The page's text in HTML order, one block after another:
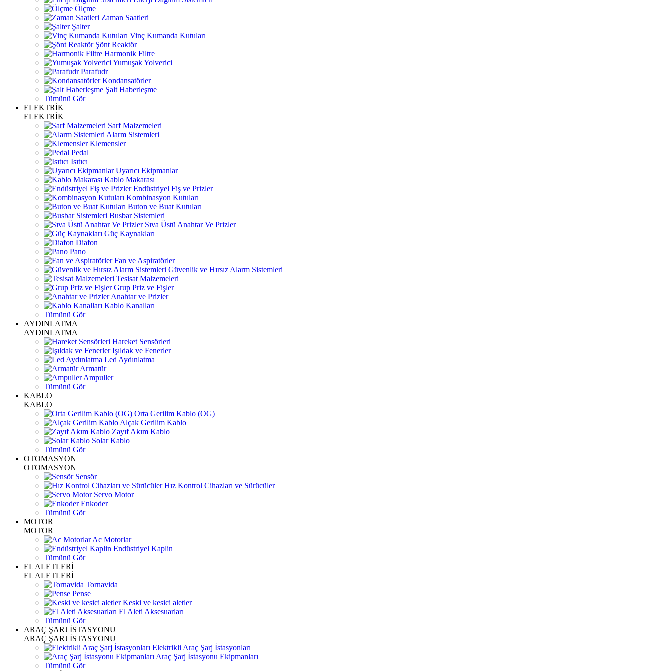
Ölçme
Zaman Saatleri
Şalter
Vinç Kumanda Kutuları
Şönt Reaktör
Harmonik Filtre
Yumuşak Yolverici
Parafudr
Kondansatörler
Şalt Haberleşme
Tümünü Gör
ELEKTRİK
ELEKTRİK
Sarf Malzemeleri
Alarm Sistemleri
Klemensler
Pedal
Isıtıcı
Uyarıcı Ekipmanlar
Kablo Makarası
Endüstriyel Fiş ve Prizler
Kombinasyon Kutuları
Buton ve Buat Kutuları
Busbar Sistemleri
Sıva Üstü Anahtar Ve Prizler
Güç Kaynakları
Diafon
Pano
Fan ve Aspiratörler
Güvenlik ve Hırsız Alarm Sistemleri
Tesisat Malzemeleri
Grup Priz ve Fişler
Anahtar ve Prizler
Kablo Kanalları
Tümünü Gör
AYDINLATMA
AYDINLATMA
Hareket Sensörleri
Işıldak ve Fenerler
Led Aydınlatma
Armatür
Ampuller
Tümünü Gör
KABLO
KABLO
Orta Gerilim Kablo (OG)
Alçak Gerilim Kablo
Zayıf Akım Kablo
Solar Kablo
Tümünü Gör
OTOMASYON
OTOMASYON
Sensör
Hız Kontrol Cihazları ve Sürücüler
Servo Motor
Enkoder
Tümünü Gör
MOTOR
MOTOR
Ac Motorlar
Endüstriyel Kaplin
Tümünü Gör
EL ALETLERİ
EL ALETLERİ
Tornavida
Pense
Keski ve kesici aletler
El Aleti Aksesuarları
Tümünü Gör
ARAÇ ŞARJ İSTASYONU
ARAÇ ŞARJ İSTASYONU
Elektrikli Araç Şarj İstasyonları
Araç Şarj İstasyonu Ekipmanları
Tümünü Gör